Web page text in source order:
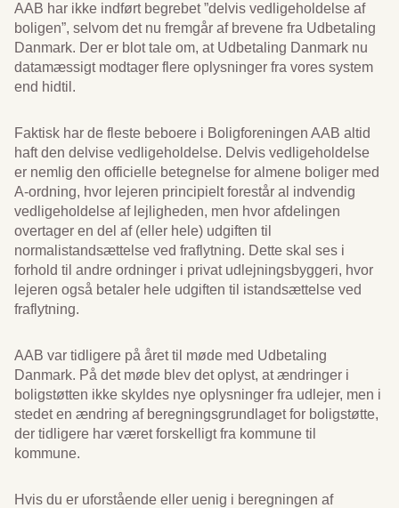
AAB har ikke indført begrebet ”delvis vedligeholdelse af
boligen”, selvom det nu fremgår af brevene fra Udbetaling
Danmark. Der er blot tale om, at Udbetaling Danmark nu
datamæssigt modtager flere oplysninger fra vores system
end hidtil.
Faktisk har de fleste beboere i Boligforeningen AAB altid
haft den delvise vedligeholdelse. Delvis vedligeholdelse
er nemlig den officielle betegnelse for almene boliger med
A-ordning, hvor lejeren principielt forestår al indvendig
vedligeholdelse af lejligheden, men hvor afdelingen
overtager en del af (eller hele) udgiften til
normalistandsættelse ved fraflytning. Dette skal ses i
forhold til andre ordninger i privat udlejningsbyggeri, hvor
lejeren også betaler hele udgiften til istandsættelse ved
fraflytning.
AAB var tidligere på året til møde med Udbetaling
Danmark. På det møde blev det oplyst, at ændringer i
boligstøtten ikke skyldes nye oplysninger fra udlejer, men i
stedet en ændring af beregningsgrundlaget for boligstøtte,
der tidligere har været forskelligt fra kommune til
kommune.
Hvis du er uforstående eller uenig i beregningen af